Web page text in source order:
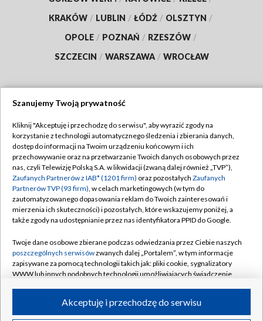
KRAKÓW / LUBLIN / ŁÓDŹ / OLSZTYN /
OPOLE / POZNAŃ / RZESZÓW /
SZCZECIN / WARSZAWA / WROCŁAW
TVP
Abonament TVP
Emisja w TVP
Centrum informacji TVP
Naziemna Telewizja Cyfrowa
Rada Programowa
System NOS
Informacje o nadawcy
Program dla prasy
Regulamin TVP
Polityka prywatności
Moje zgody
Pomoc
Kontakt
Kanały
Szanujemy Twoją prywatność
Kliknij "Akceptuję i przechodzę do serwisu", aby wyrazić zgody na
korzystanie z technologii automatycznego śledzenia i zbierania danych,
dostęp do informacji na Twoim urządzeniu końcowym i ich
przechowywanie oraz na przetwarzanie Twoich danych osobowych przez
nas, czyli Telewizję Polską S.A. w likwidacji (zwaną dalej również „TVP”),
Zaufanych Partnerów z IAB* (1201 firm) oraz pozostałych Zaufanych
Partnerów TVP (93 firm), w celach marketingowych (w tym do
zautomatyzowanego dopasowania reklam do Twoich zainteresowań i
mierzenia ich skuteczności) i pozostałych, które wskazujemy poniżej, a
także zgody na udostępnianie przez nas identyfikatora PPID do Google.
Twoje dane osobowe zbierane podczas odwiedzania przez Ciebie naszych
poszczególnych serwisówzwanych dalej „Portalem”, w tym informacje
zapisywane za pomocą technologii takich jak: pliki cookie, sygnalizatory
WWW lub innych podobnych technologii umożliwiających świadczenie
ruchu w Internecie.Akceptuję i przechodzę do serwisu